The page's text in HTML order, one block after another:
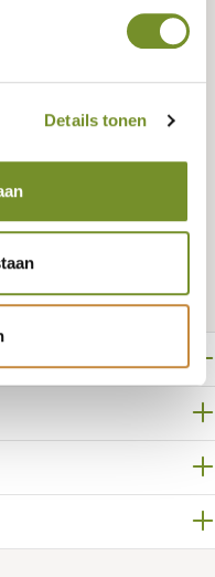
Details tonen
prijzen.